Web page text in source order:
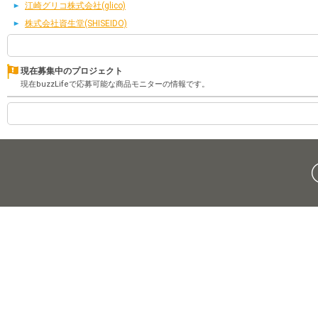
江崎グリコ株式会社(glico)
株式会社資生堂(SHISEIDO)
現在募集中のプロジェクト
現在buzzLifeで応募可能な商品モニターの情報です。